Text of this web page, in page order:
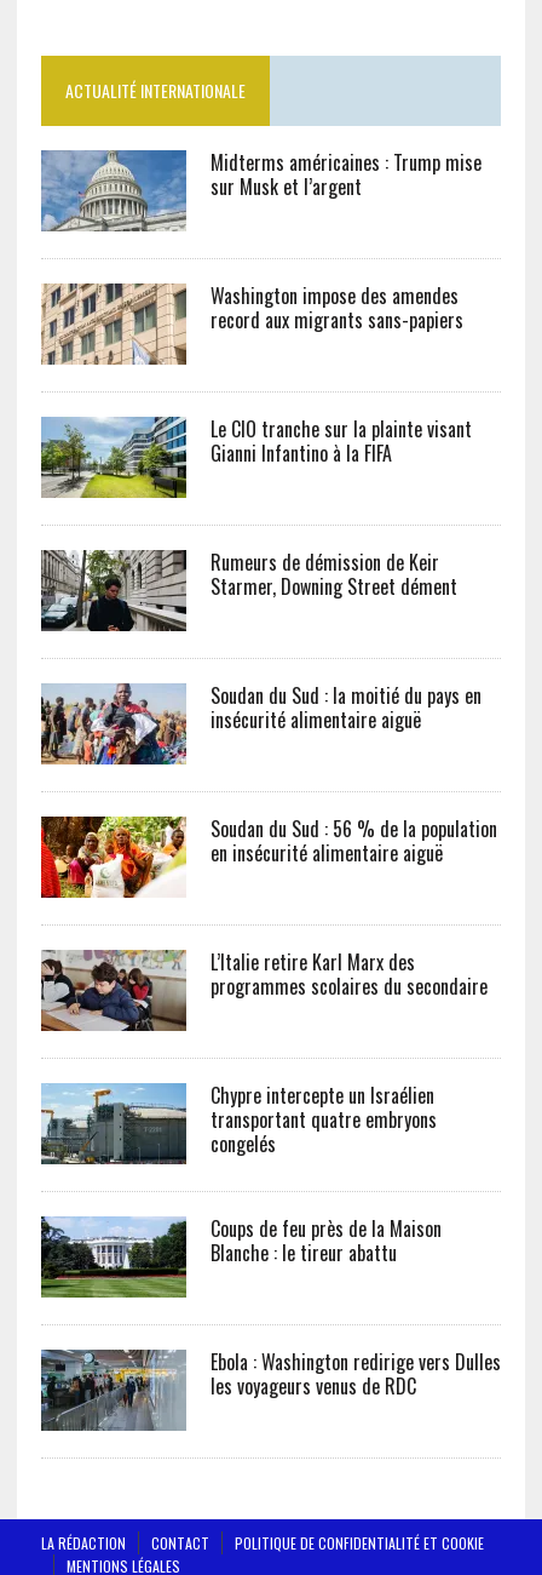
ACTUALITÉ INTERNATIONALE
Midterms américaines : Trump mise
sur Musk et l’argent
Washington impose des amendes
record aux migrants sans-papiers
Le CIO tranche sur la plainte visant
Gianni Infantino à la FIFA
Rumeurs de démission de Keir
Starmer, Downing Street dément
Soudan du Sud : la moitié du pays en
insécurité alimentaire aiguë
Soudan du Sud : 56 % de la population
en insécurité alimentaire aiguë
L’Italie retire Karl Marx des
programmes scolaires du secondaire
Chypre intercepte un Israélien
transportant quatre embryons
congelés
Coups de feu près de la Maison
Blanche : le tireur abattu
Ebola : Washington redirige vers Dulles
les voyageurs venus de RDC
LA RÉDACTION CONTACT
POLITIQUE DE CONFIDENTIALITÉ ET COOKIE
MENTIONS LÉGALES